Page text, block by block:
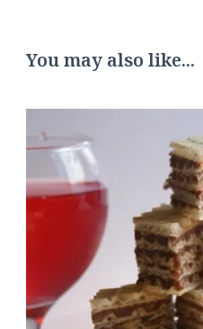
You may also like...